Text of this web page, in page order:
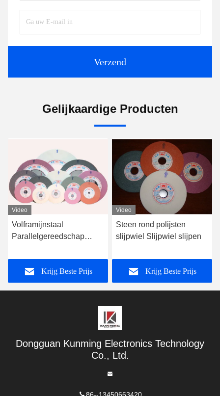
Verzend
Gelijkaardige Producten
Video
Steen rond polijsten
slijpwiel Slijpwiel slijpen
Krijg Beste Prijs
Video
Kleine
handoppervlaksgreef
korundmaaiwiel
Krijg Beste Prijs
Dongguan Kunming Electronics Technology
Co., Ltd.